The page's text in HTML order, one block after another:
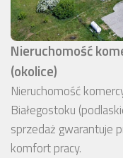
Nieruchomość
(okolice)
Nieruchomość
Białegostoku
sprzedaż gwarantuje
komfort pracy.